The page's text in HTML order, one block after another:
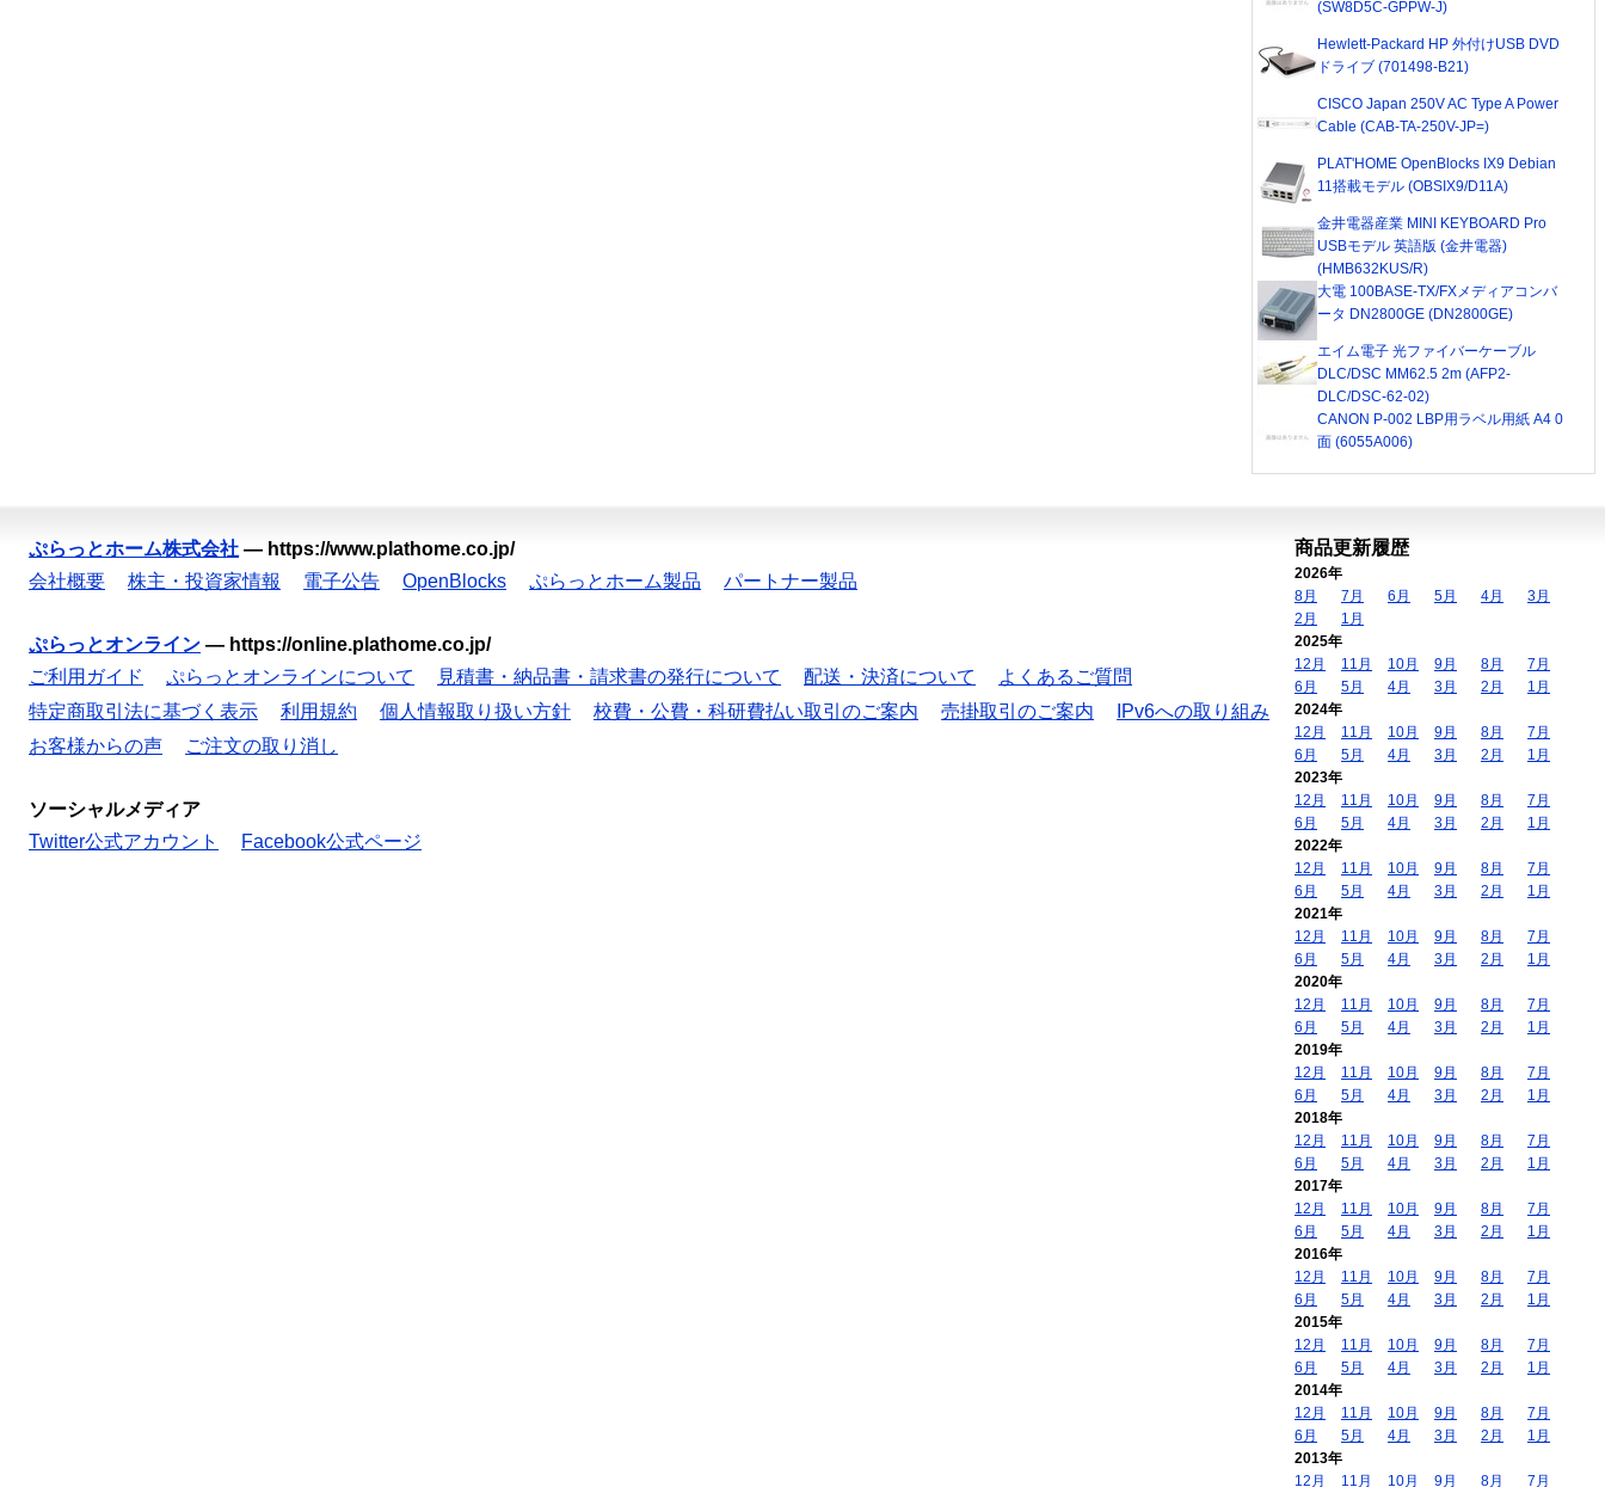
(SW8D5C-GPPW-J)
Hewlett-Packard HP 外付けUSB DVD
ドライブ (701498-B21)
CISCO Japan 250V AC Type A Power
Cable (CAB-TA-250V-JP=)
PLAT'HOME OpenBlocks IX9 Debian
11搭載モデル (OBSIX9/D11A)
金井電器産業 MINI KEYBOARD Pro
USBモデル 英語版 (金井電器)
(HMB632KUS/R)
大電 100BASE-TX/FXメディアコンバ
ータ DN2800GE (DN2800GE)
エイム電子 光ファイバーケーブル
DLC/DSC MM62.5 2m (AFP2-
DLC/DSC-62-02)
CANON P-002 LBP用ラベル用紙 A4 0
面 (6055A006)
ぷらっとホーム株式会社 — https://www.plathome.co.jp/
会社概要
株主・投資家情報 電子公告 OpenBlocks ぷらっとホーム製品 パートナー製品
ぷらっとオンライン — https://online.plathome.co.jp/
ご利用ガイド
ぷらっとオンラインについて 見積書・納品書・請求書の発行について 配送・決済について
よくあるご質問
特定商取引法に基づく表示
利用規約 個人情報取り扱い方針 校費・公費・科研費払い取引のご案内 売掛取引のご案内
IPv6への取り組み
お客様からの声
ご注文の取り消し
ソーシャルメディア
Twitter公式アカウント
Facebook公式ページ
商品更新履歴
2026年
8月
7月 6月 5月 4月
3月
2月
1月
2025年
12月
11月 10月 9月 8月
7月
6月
5月 4月 3月 2月
1月
2024年
12月
11月 10月 9月 8月
7月
6月
5月 4月 3月 2月
1月
2023年
12月
11月 10月 9月 8月
7月
6月
5月 4月 3月 2月
1月
2022年
12月
11月 10月 9月 8月
7月
6月
5月 4月 3月 2月
1月
2021年
12月
11月 10月 9月 8月
7月
6月
5月 4月 3月 2月
1月
2020年
12月
11月 10月 9月 8月
7月
6月
5月 4月 3月 2月
1月
2019年
12月
11月 10月 9月 8月
7月
6月
5月 4月 3月 2月
1月
2018年
12月
11月 10月 9月 8月
7月
6月
5月 4月 3月 2月
1月
2017年
12月
11月 10月 9月 8月
7月
6月
5月 4月 3月 2月
1月
2016年
12月
11月 10月 9月 8月
7月
6月
5月 4月 3月 2月
1月
2015年
12月
11月 10月 9月 8月
7月
6月
5月 4月 3月 2月
1月
2014年
12月
11月 10月 9月 8月
7月
6月
5月 4月 3月 2月
1月
2013年
12月
11月 10月 9月 8月 7月